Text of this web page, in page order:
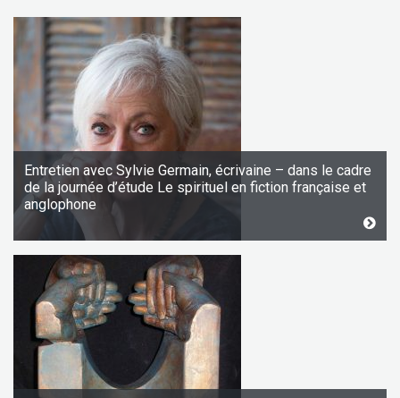
Entretien avec Sylvie Germain, écrivaine – dans le cadre
de la journée d’étude Le spirituel en fiction française et
anglophone